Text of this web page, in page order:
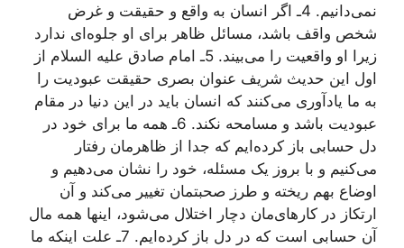
نمی‌دانیم. 4ـ اگر انسان به واقع و حقیقت و غرض
شخص واقف باشد، مسائل ظاهر برای او جلوه‌ای ندارد
زیرا او واقعیت را می‌بیند. 5ـ امام صادق علیه السلام از
اول این حدیث شریف عنوان بصری حقیقت عبودیت را
به ما یادآوری می‌کنند که انسان باید در این دنیا در مقام
عبودیت باشد و مسامحه نکند. 6ـ همه ما برای خود در
دل حسابی باز کرده‌ایم که جدا از ظاهرمان رفتار
می‌کنیم و با بروز یک مسئله، خود را نشان می‌دهیم و
اوضاع بهم ریخته و طرز صحبتمان تغییر می‌کند و آن
ارتکاز در کارهای‌مان دچار اختلال می‌شود، اینها همه مال
آن حسابی است که در دل باز کرده‌ایم. 7ـ علت اینکه ما